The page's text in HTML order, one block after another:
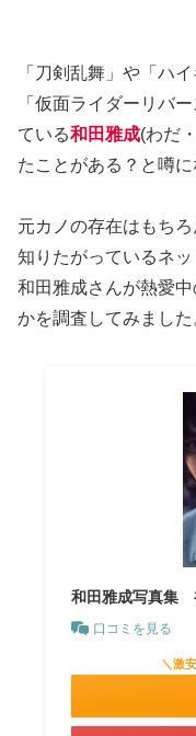
「刀剣乱舞」や「ハ
「仮面ライダーリバ
ている和田雅成(わだ
たことがある？と噂に
元カノの存在はもち
知りたがっているネ
和田雅成さんが熱愛
かを調査してみました
和田雅成写真集
口コミを見る
＼激